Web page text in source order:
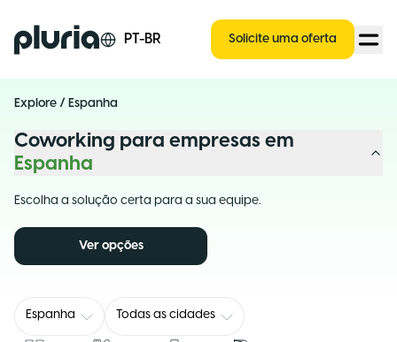
Logo Pluria PT-BR Solicite uma oferta
Explore / Espanha
Coworking para empresas em
Espanha
Escolha a solução certa para a sua equipe.
Ver opções
Espanha Todas as cidades